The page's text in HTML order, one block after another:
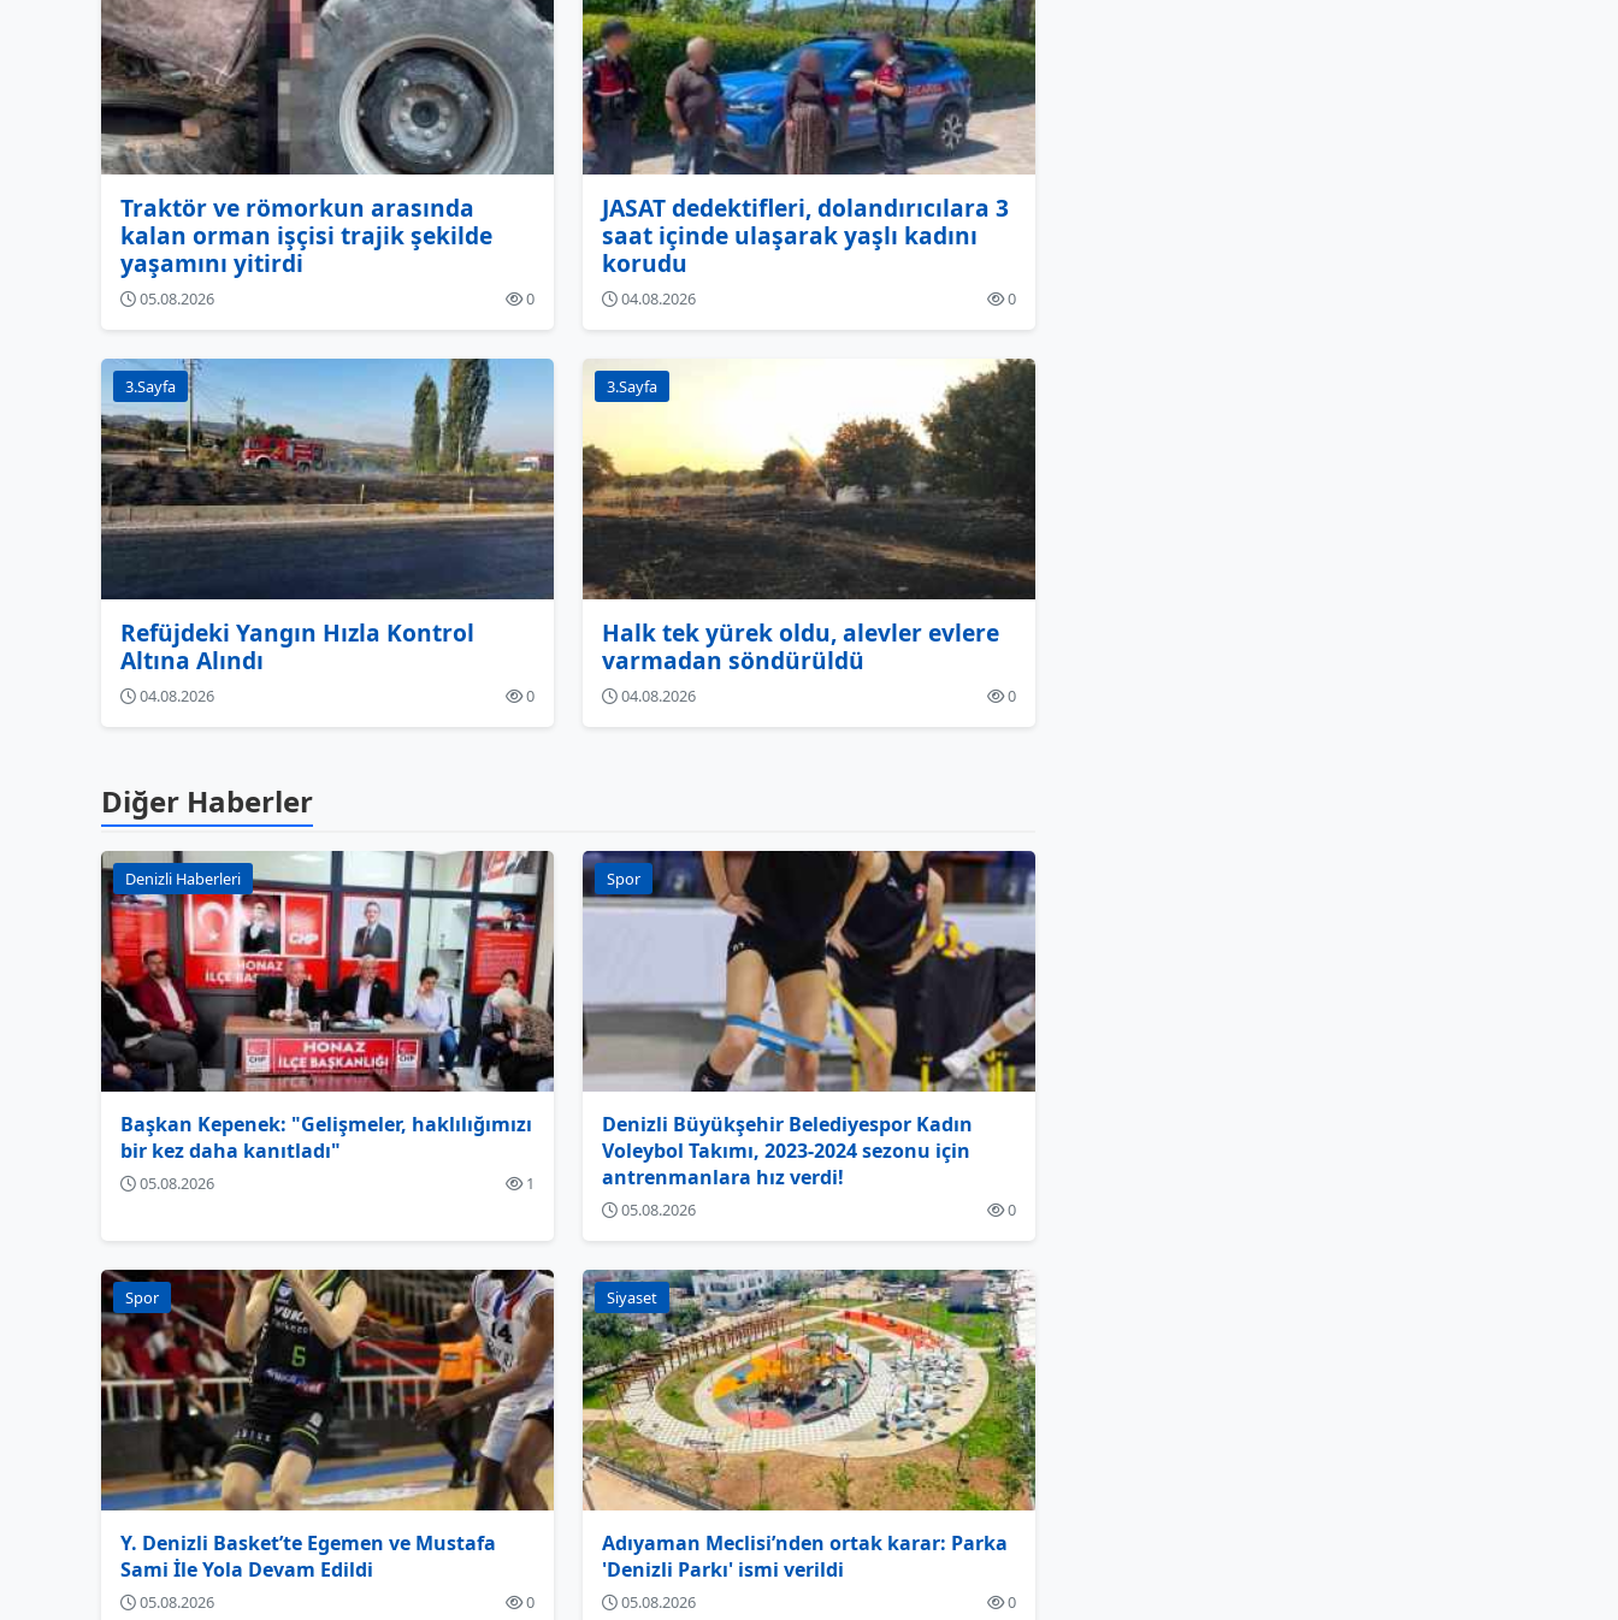
Traktör ve römorkun arasında
kalan orman işçisi trajik şekilde
yaşamını yitirdi
05.08.2026 0
JASAT dedektifleri, dolandırıcılara 3
saat içinde ulaşarak yaşlı kadını
korudu
04.08.2026 0
3.Sayfa
Refüjdeki Yangın Hızla Kontrol
Altına Alındı
04.08.2026 0
3.Sayfa
Halk tek yürek oldu, alevler evlere
varmadan söndürüldü
04.08.2026 0
Diğer Haberler
Denizli Haberleri
Başkan Kepenek: "Gelişmeler, haklılığımızı
bir kez daha kanıtladı"
05.08.2026 1
Spor
Denizli Büyükşehir Belediyespor Kadın
Voleybol Takımı, 2023-2024 sezonu için
antrenmanlara hız verdi!
05.08.2026 0
Spor
Y. Denizli Basket’te Egemen ve Mustafa
Sami İle Yola Devam Edildi
05.08.2026 0
Siyaset
Adıyaman Meclisi’nden ortak karar: Parka
'Denizli Parkı' ismi verildi
05.08.2026 0